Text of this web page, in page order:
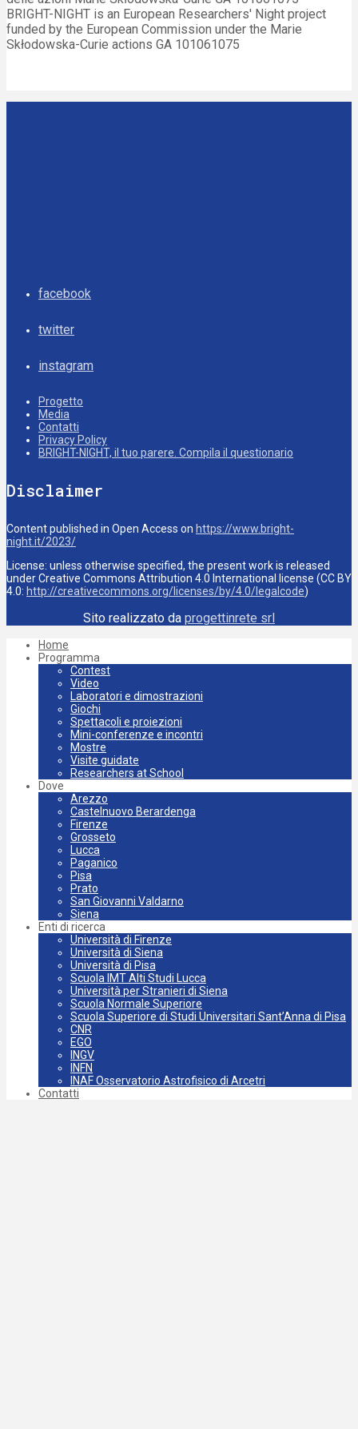
BRIGHT-NIGHT is an European Researchers' Night project
funded by the European Commission under the Marie
Skłodowska-Curie actions GA 101061075
facebook
twitter
instagram
Progetto
Media
Contatti
Privacy Policy
BRIGHT-NIGHT, il tuo parere. Compila il questionario
Disclaimer
Content published in Open Access on https://www.bright-
night.it/2023/
License: unless otherwise specified, the present work is released
under Creative Commons Attribution 4.0 International license (CC BY
4.0: http://creativecommons.org/licenses/by/4.0/legalcode)
Sito realizzato da progettinrete srl
Home
Programma
Contest
Video
Laboratori e dimostrazioni
Giochi
Spettacoli e proiezioni
Mini-conferenze e incontri
Mostre
Visite guidate
Researchers at School
Dove
Arezzo
Castelnuovo Berardenga
Firenze
Grosseto
Lucca
Paganico
Pisa
Prato
San Giovanni Valdarno
Siena
Enti di ricerca
Università di Firenze
Università di Siena
Università di Pisa
Scuola IMT Alti Studi Lucca
Università per Stranieri di Siena
Scuola Normale Superiore
Scuola Superiore di Studi Universitari Sant’Anna di Pisa
CNR
EGO
INGV
INFN
INAF Osservatorio Astrofisico di Arcetri
Contatti